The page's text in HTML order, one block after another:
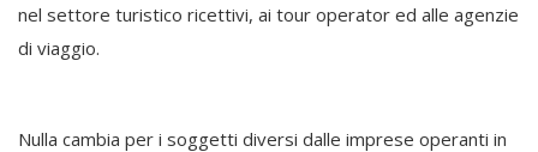
nel settore turistico ricettivi, ai tour operator ed alle agenzie
di viaggio.
Nulla cambia per i soggetti diversi dalle imprese operanti in